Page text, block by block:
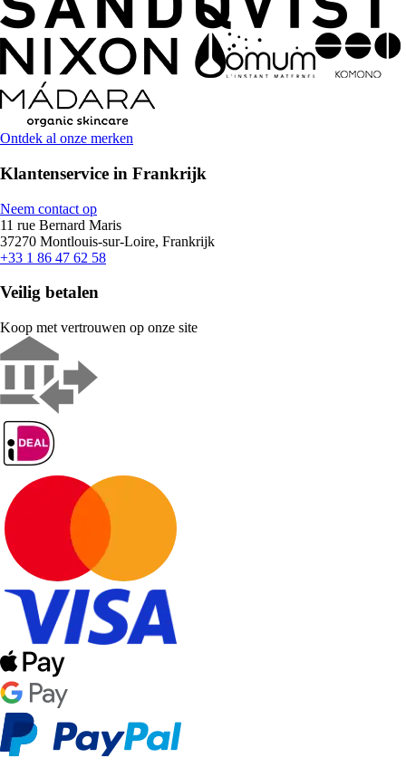
Ontdek al onze merken
Klantenservice in Frankrijk
Neem contact op
11 rue Bernard Maris
37270 Montlouis-sur-Loire, Frankrijk
+33 1 86 47 62 58
Veilig betalen
Koop met vertrouwen op onze site